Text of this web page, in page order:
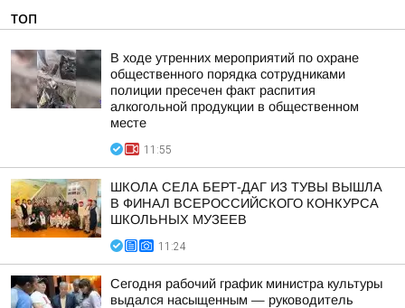
ТОП
В ходе утренних мероприятий по охране
общественного порядка сотрудниками
полиции пресечен факт распития
алкогольной продукции в общественном
месте
11:55
ШКОЛА СЕЛА БЕРТ-ДАГ ИЗ ТУВЫ ВЫШЛА
В ФИНАЛ ВСЕРОССИЙСКОГО КОНКУРСА
ШКОЛЬНЫХ МУЗЕЕВ
11:24
Сегодня рабочий график министра культуры
выдался насыщенным — руководитель